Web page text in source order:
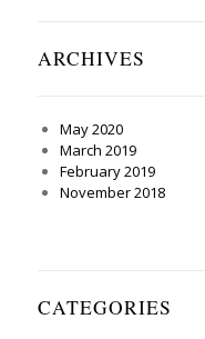
ARCHIVES
May 2020
March 2019
February 2019
November 2018
CATEGORIES